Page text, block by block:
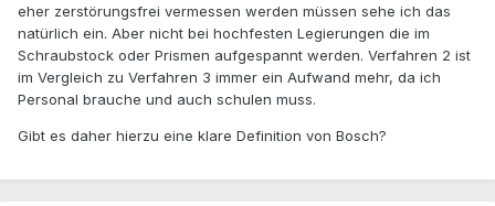
eher zerstörungsfrei vermessen werden müssen sehe ich das
natürlich ein. Aber nicht bei hochfesten Legierungen die im
Schraubstock oder Prismen aufgespannt werden. Verfahren 2 ist
im Vergleich zu Verfahren 3 immer ein Aufwand mehr, da ich
Personal brauche und auch schulen muss.
Gibt es daher hierzu eine klare Definition von Bosch?